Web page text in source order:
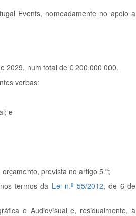
Events, nomeadamente no apoio a
2029, num total de € 200 000 000.
verbas:
e
prevista no artigo 5.º;
termos da Lei n.º 55/2012, de 6 de
e Audiovisual e, residualmente, à